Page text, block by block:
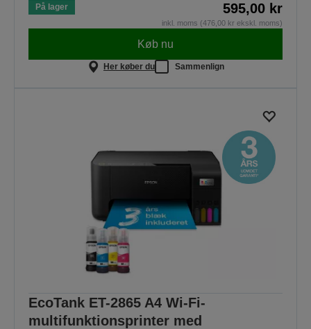
På lager 595,00 kr
inkl. moms (476,00 kr ekskl. moms)
Køb nu
Her køber du Sammenlign
EcoTank ET-2865 A4 Wi-Fi-
multifunktionsprinter med